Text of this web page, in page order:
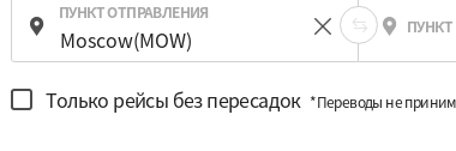
ПУНКТ ОТПРАВЛЕНИЯ
Только рейсы без пересадок *Переводы не